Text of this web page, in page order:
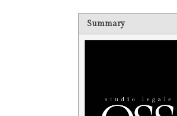
Summary